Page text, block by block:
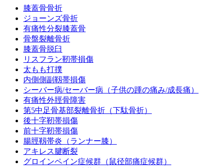
膝蓋骨骨折
ジョーンズ骨折
有痛性分裂膝蓋骨
骨盤裂離骨折
膝蓋骨脱臼
リスフラン靭帯損傷
太もも打撲
内側側副靱帯損傷
シーバー病/セーバー病（子供の踵の痛み/成長痛）
有痛性外脛骨障害
第5中足骨基部裂離骨折（下駄骨折）
後十字靭帯損傷
前十字靭帯損傷
腸脛靱帯炎（ランナー膝）
アキレス腱断裂
グロインペイン症候群（鼠径部痛症候群）